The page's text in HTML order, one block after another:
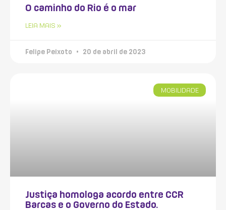
O caminho do Rio é o mar
LEIA MAIS »
Felipe Peixoto 20 de abril de 2023
MOBILIDADE
Justiça homologa acordo entre CCR
Barcas e o Governo do Estado.